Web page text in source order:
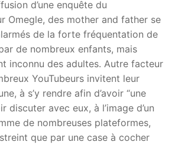
d’une enquête du
Omegle, des mother and father se
de la forte fréquentation de
de nombreux enfants, mais
inconnu des adultes. Autre facteur
YouTubeurs invitent leur
à s’y rendre afin d’avoir “une
discuter avec eux, à l’image d’un
de nombreuses plateformes,
que par une case à cocher